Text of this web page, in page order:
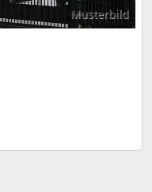
Musterbild